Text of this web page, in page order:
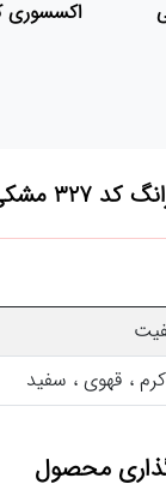
اکسسوری
کد 327
، قهوی ، سفید
محصول